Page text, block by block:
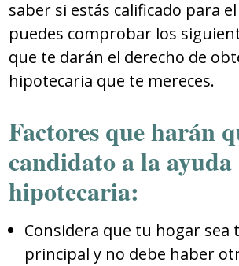
saber si estás calificado para
puedes comprobar los
que te darán el derecho de
hipotecaria que te mereces.
Factores que harán
candidato a la ayuda
hipotecaria:
Considera que tu hogar sea
principal y no debe haber